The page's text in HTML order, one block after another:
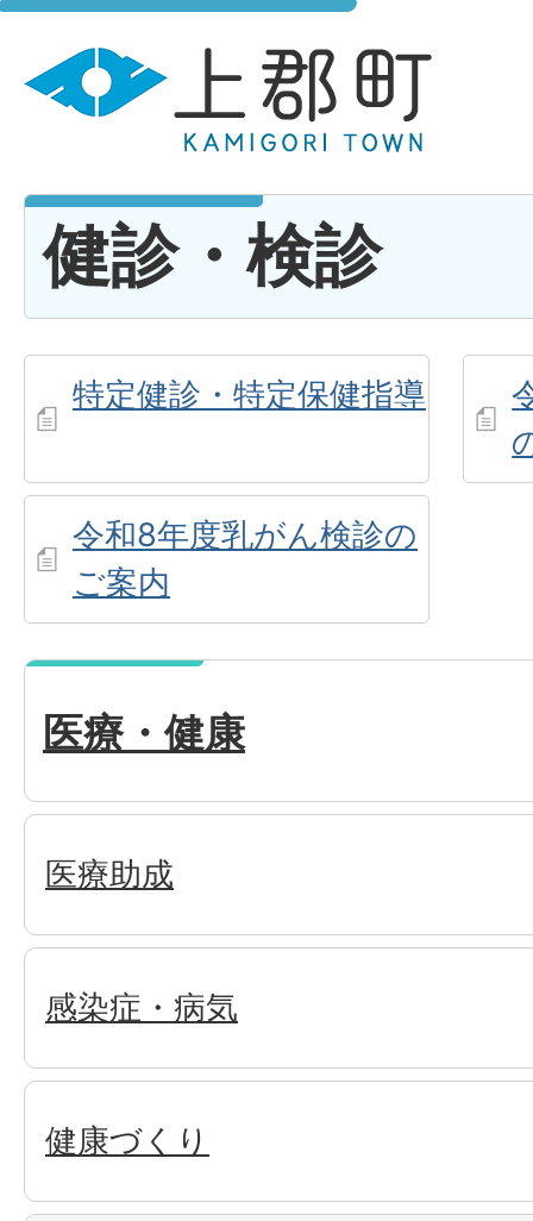
健診・検診
特定健診・特定保健指導
令和8年度乳がん検診の
ご案内
医療・健康
医療助成
感染症・病気
健康づくり